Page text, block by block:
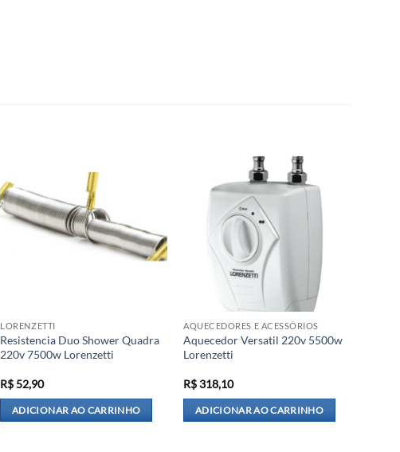
LORENZETTI
Resistencia Duo Shower Quadra
220v 7500w Lorenzetti
R$52,90
ADICIONAR AO CARRINHO
AQUECEDORES E ACESSÓRIOS
Aquecedor Versatil 220v 5500w
Lorenzetti
R$318,10
ADICIONAR AO CARRINHO